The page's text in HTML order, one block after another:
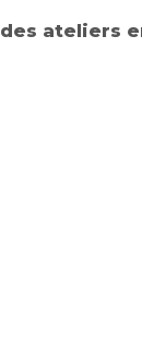
ateliers